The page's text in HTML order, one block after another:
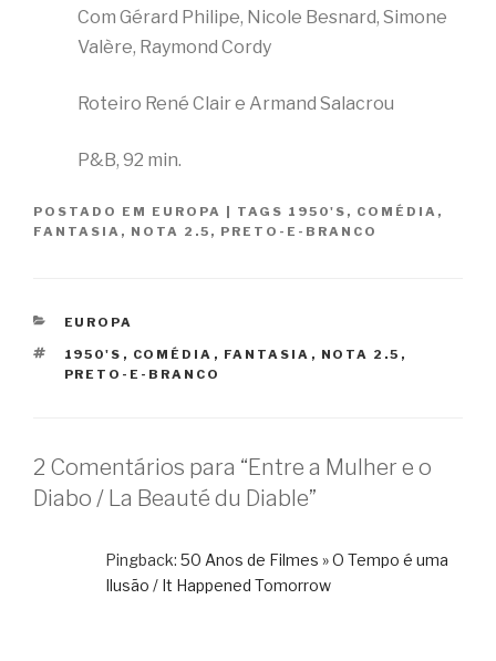
Com Gérard Philipe, Nicole Besnard, Simone
Valère, Raymond Cordy
Roteiro René Clair e Armand Salacrou
P&B, 92 min.
POSTADO EM EUROPA | TAGS 1950'S , COMÉDIA ,
FANTASIA , NOTA 2.5 , PRETO-E-BRANCO
CATEGORIAS
EUROPA
TAGS
1950'S , COMÉDIA , FANTASIA , NOTA 2.5 ,
PRETO-E-BRANCO
2 Comentários para “Entre a Mulher e o
Diabo / La Beauté du Diable”
Pingback: 50 Anos de Filmes » O Tempo é uma
Ilusão / It Happened Tomorrow